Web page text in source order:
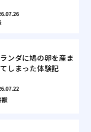
ンダに鳩の卵を産ま
しまった体験記
獣